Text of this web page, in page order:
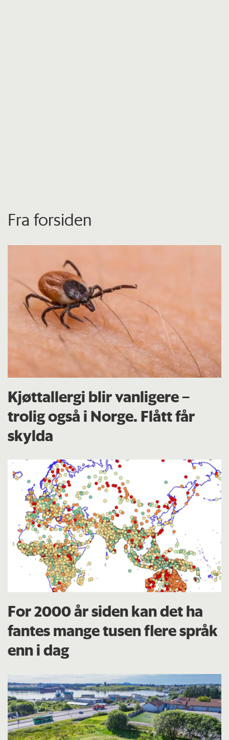
Fra forsiden
Kjøttallergi blir vanligere –
trolig også i Norge. Flått får
skylda
For 2000 år siden kan det ha
fantes mange tusen flere språk
enn i dag